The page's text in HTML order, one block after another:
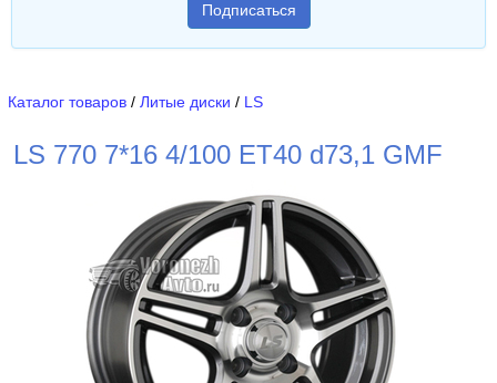
Подписаться
Каталог товаров / Литые диски / LS
LS 770 7*16 4/100 ET40 d73,1 GMF